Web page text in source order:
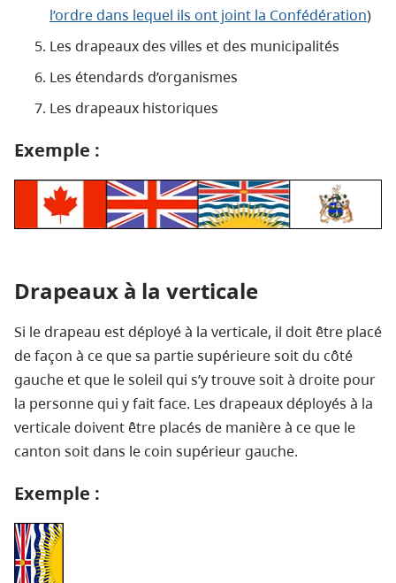
l’ordre dans lequel ils ont joint la Confédération)
Les drapeaux des villes et des municipalités
Les étendards d’organismes
Les drapeaux historiques
Exemple :
Drapeaux à la verticale
Si le drapeau est déployé à la verticale, il doit être placé
de façon à ce que sa partie supérieure soit du côté
gauche et que le soleil qui s’y trouve soit à droite pour
la personne qui y fait face. Les drapeaux déployés à la
verticale doivent être placés de manière à ce que le
canton soit dans le coin supérieur gauche.
Exemple :